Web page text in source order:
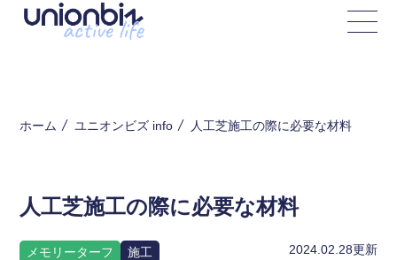
ホーム ユニオンビズ info 人工芝施工の際に必要な材料
人工芝施工の際に必要な材料
メモリーターフ 施工 2024.02.28更新